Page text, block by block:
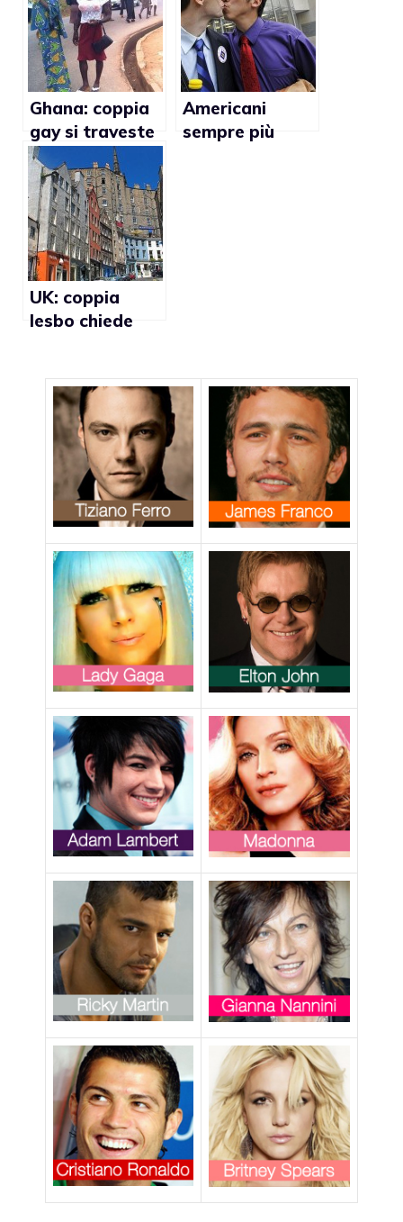
Ghana: coppia
gay si traveste
per potersi
sposare
Americani
sempre più
UK: coppia
lesbo chiede
al vicino
omofobo